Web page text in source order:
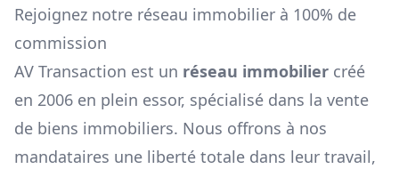
Rejoignez notre réseau immobilier à 100% de
commission
AV Transaction est un réseau immobilier créé
en 2006 en plein essor, spécialisé dans la vente
de biens immobiliers. Nous offrons à nos
mandataires une liberté totale dans leur travail,